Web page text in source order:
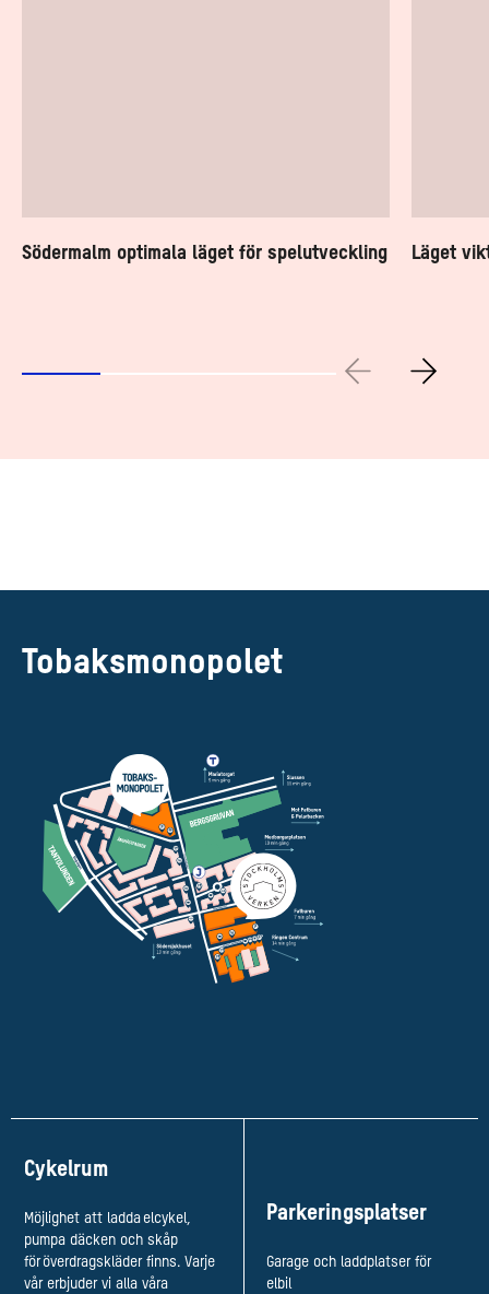
Södermalm optimala läget för spelutveckling Läget
Tobaksmonopolet
Cykelrum
Möjlighet att ladda elcykel,
pumpa däcken och skåp
för överdragskläder finns. Varje
vår erbjuder vi alla våra
Parkeringsplatser
Garage och laddplatser för
elbil